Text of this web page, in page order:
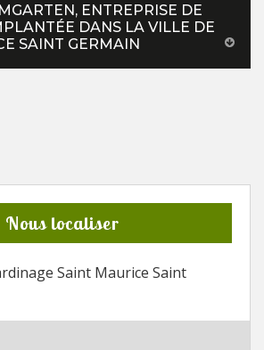
ENTREPRISE DE
DANS LA VILLE DE
SAINT GERMAIN
Nous localiser
Saint Maurice Saint